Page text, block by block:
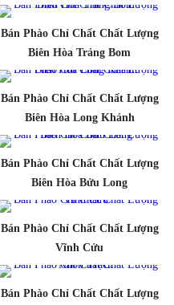
Bán Phào Chỉ Chất Chất Lượng
Biên Hòa Trảng Bom
Bán Phào Chỉ Chất Chất Lượng
Biên Hòa Long Khánh
Bán Phào Chỉ Chất Chất Lượng
Biên Hòa Bửu Long
Bán Phào Chỉ Chất Chất Lượng
Vĩnh Cửu
Bán Phào Chỉ Chất Chất Lượng